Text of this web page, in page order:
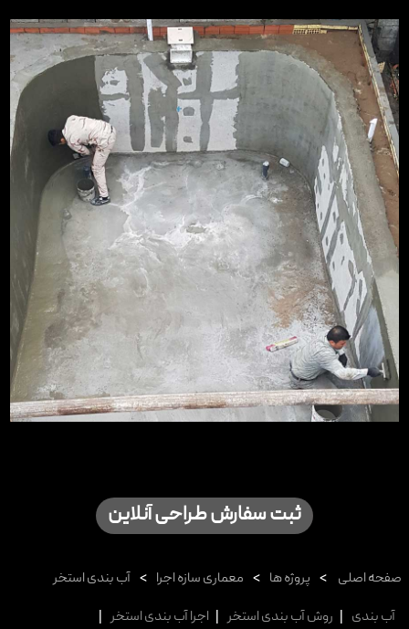
ثبت سفارش طراحی آنلاین
صفحه اصلی > پروژه ها > معماری سازه اجرا > آب بندی استخر
آب بندی
روش آب بندی استخر اجرا آب بندی استخر